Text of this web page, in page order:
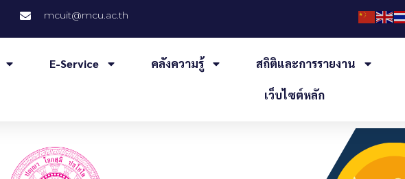
mcuit@mcu.ac.th
E-Service คลังความรู้ สถิติและการรายงาน
เว็บไซต์หลัก